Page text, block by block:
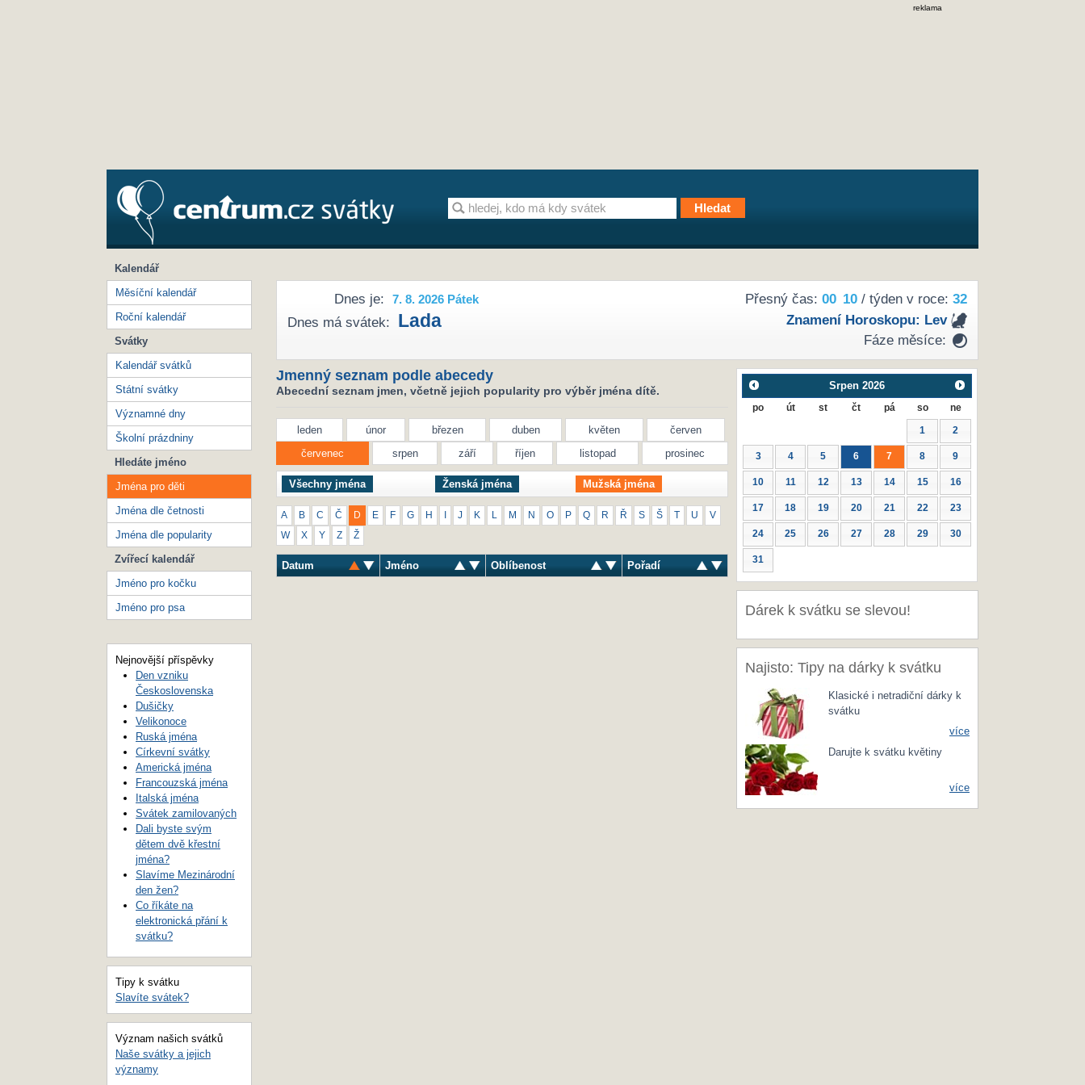
reklama
Přesný čas: 00 10/ týden v roce: 32
Znamení Horoskopu: Lev
Fáze měsíce:
Dnes je: 7. 8. 2026 Pátek
Dnes má svátek: Lada
Jmenný seznam podle abecedy
Abecední seznam jmen, včetně jejich popularity pro výběr jména dítě.
leden únor březen duben květen
červen
červenec
srpen září říjen listopad prosinec
Všechny jména Ženská jména Mužská jména
A B C Č D E F G H J K M N O P Q R Ř S Š U V
W X Y Z Ž
Datum Jméno Oblíbenost Pořadí
Srpen 2026
po út st čt pá so ne
1 2
3 4 5 6 7 8 9
10 11 12 13 14 15 16
17 18 19 20 21 22 23
24 25 26 27 28 29 30
31
Dárek k svátku se slevou!
Najisto: Tipy na dárky k svátku
Klasické i netradiční dárky k
svátku
více
Darujte k svátku květiny
více
Kalendář
Měsíční kalendář
Roční kalendář
Svátky
Kalendář svátků
Státní svátky
Významné dny
Školní prázdniny
Hledáte jméno
Jména pro děti
Jména dle četnosti
Jména dle popularity
Zvířecí kalendář
Jméno pro kočku
Jméno pro psa
Nejnovější příspěvky
Den vzniku
Československa
Dušičky
Velikonoce
Ruská jména
Církevní svátky
Americká jména
Francouzská jména
Italská jména
Svátek zamilovaných
Dali byste svým
dětem dvě křestní
jména?
Slavíme Mezinárodní
den žen?
Co říkáte na
elektronická přání k
svátku?
Tipy k svátku
Slavíte svátek?
Význam našich svátků
Naše svátky a jejich
významy